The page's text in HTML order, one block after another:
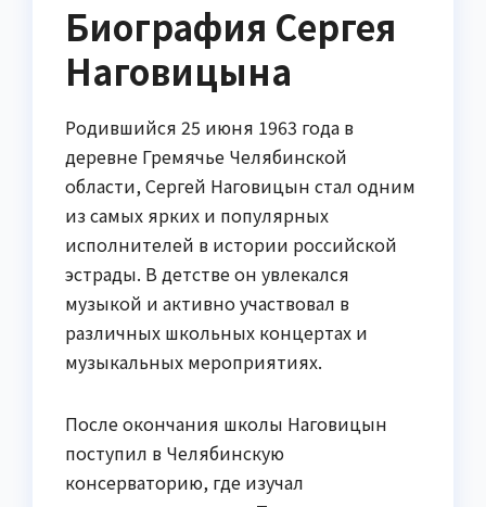
Биография Сергея
Наговицына
Родившийся 25 июня 1963 года в
деревне Гремячье Челябинской
области, Сергей Наговицын стал одним
из самых ярких и популярных
исполнителей в истории российской
эстрады. В детстве он увлекался
музыкой и активно участвовал в
различных школьных концертах и
музыкальных мероприятиях.
После окончания школы Наговицын
поступил в Челябинскую
консерваторию, где изучал